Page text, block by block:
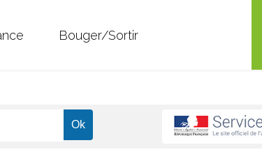
Bouger/Sortir